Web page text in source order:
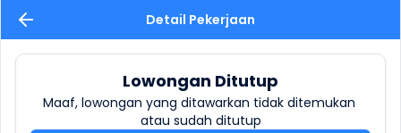
Detail Pekerjaan
Lowongan Ditutup
Maaf, lowongan yang ditawarkan tidak ditemukan
atau sudah ditutup